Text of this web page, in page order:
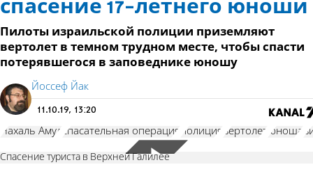
спасение 17-летнего юноши
Пилоты израильской полиции приземляют
вертолет в темном трудном месте, чтобы спасти
потерявшегося в заповеднике юношу
Йоссеф Йак
11.10.19, 13:20
Нахаль Амуд спасательная операция полиция вертолет юноша
Спасение туриста в Верхней Галилее